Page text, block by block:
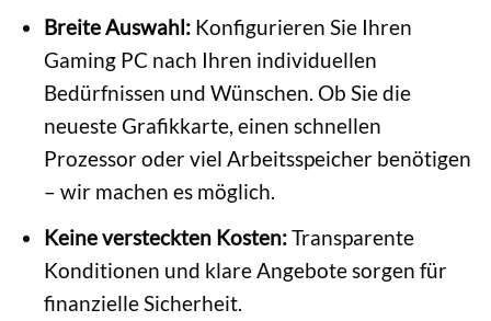
Breite Auswahl:Konfigurieren Sie Ihren
Gaming PC nach Ihren individuellen
Bedürfnissen und Wünschen. Ob Sie die
neueste Grafikkarte, einen schnellen
Prozessor oder viel Arbeitsspeicher benötigen
– wir machen es möglich.
Keine versteckten Kosten:Transparente
Konditionen und klare Angebote sorgen für
finanzielle Sicherheit.